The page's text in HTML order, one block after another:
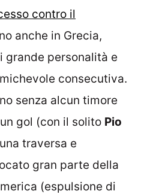
contro il
anche in Grecia,
grande personalità e
consecutiva.
senza alcun timore
gol (con il solito Pio
traversa e
gran parte della
(espulsione di